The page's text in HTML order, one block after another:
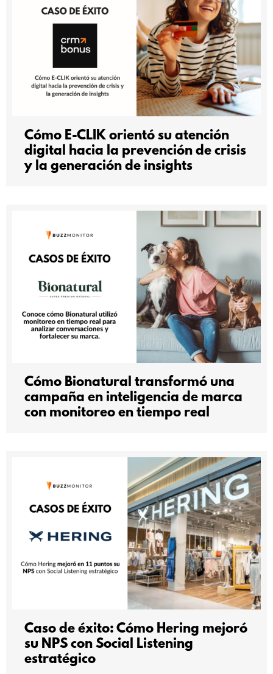
Cómo E-CLIK orientó su atención
digital hacia la prevención de crisis
y la generación de insights
Cómo Bionatural transformó una
campaña en inteligencia de marca
con monitoreo en tiempo real
Caso de éxito: Cómo Hering mejoró
su NPS con Social Listening
estratégico